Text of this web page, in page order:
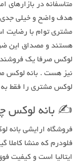
متاسفانه در
هدف واضح و خیلی جدی
هستند و مصداق این
لوکس صرفا یک
نیز هست . بانه لوکس
لوکس مشتری را فقط به
✍️ بانه لوکس
فروشگاه ارایشی بانه
فلودرم که منشا کاملا
ایتالیا است و کیفیت